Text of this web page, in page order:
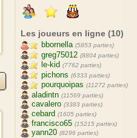
Les joueurs en ligne (10)
bbornella (5853 parties)
greg75012 (8804 parties)
le-kid (7762 parties)
pichons (6333 parties)
pourquoipas (11272 parties)
aladintn (11569 parties)
cavalero (3383 parties)
cebard (1605 parties)
francisco65 (15215 parties)
yann20 (8296 parties)